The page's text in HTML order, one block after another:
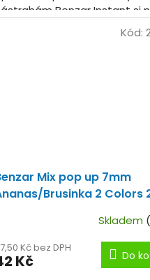
Benzar Instant si
každý může vyzkoušet několik
Mix pop up 7mm
Brusinka 2 Colors
Skladem
Kč bez DPH
Kč Do
Kód: